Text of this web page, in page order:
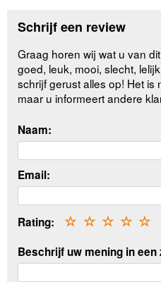
Schrijf een review
Graag horen wij wat u van
goed, leuk, mooi, slecht,
schrijf gerust alles op! Het is
maar u informeert andere
Naam:
Email:
Rating: ☆
☆
☆
☆
☆
Beschrijf uw mening in een